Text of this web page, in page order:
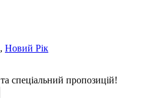
, Новий Рік
спеціальний пропозицій!